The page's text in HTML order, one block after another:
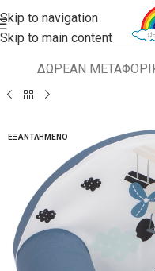
Skip to navigation
Skip to main content
ΔΩΡΕΑΝ
Αρχική σελίδα ΠΑΙΔΙΚΑ
ΕΞΑΝΤΛΗΜΈΝΟ